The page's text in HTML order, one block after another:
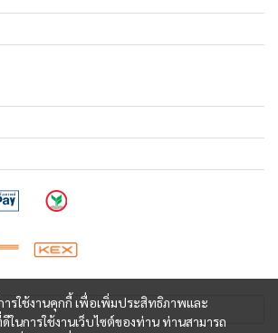
ารใช้งานคุกกี้ เพื่อเพิ่มประสิทธิภาพและ
นการใช้งานเว็บไซต์ของท่าน ท่านสามารถ